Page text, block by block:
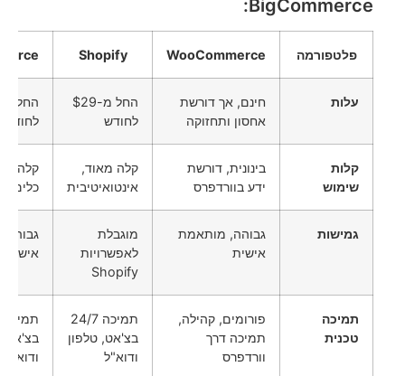
BigCommerce:
פלטפורמה WooCommerce
Shopify
עלות
חינם, אך דורשת
אחסון ותחזוקה
החל מ-$29
לחודש
לחודש
קלות
שימוש
בינונית, דורשת
ידע בוורדפרס
קלה מאוד,
אינטואיטיבית
קלה
כלים
גמישות
גבוהה, מותאמת
אישית
מוגבלת
לאפשרויות
Shopify
אישית
תמיכה
טכנית
פורומים, קהילה,
תמיכה דרך
וורדפרס
תמיכה 24/7
בצ'אט, טלפון
ודוא"ל
בצ'אט,
ודוא"ל